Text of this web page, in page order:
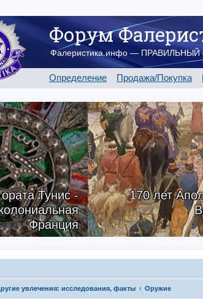
Форум
Фалеристика.инфо — ПРАВИЛЬНЫЙ
Определение Продажа/Покупка
Тунис -
Франция
170 лет
увлечения: исследования, факты Оружие